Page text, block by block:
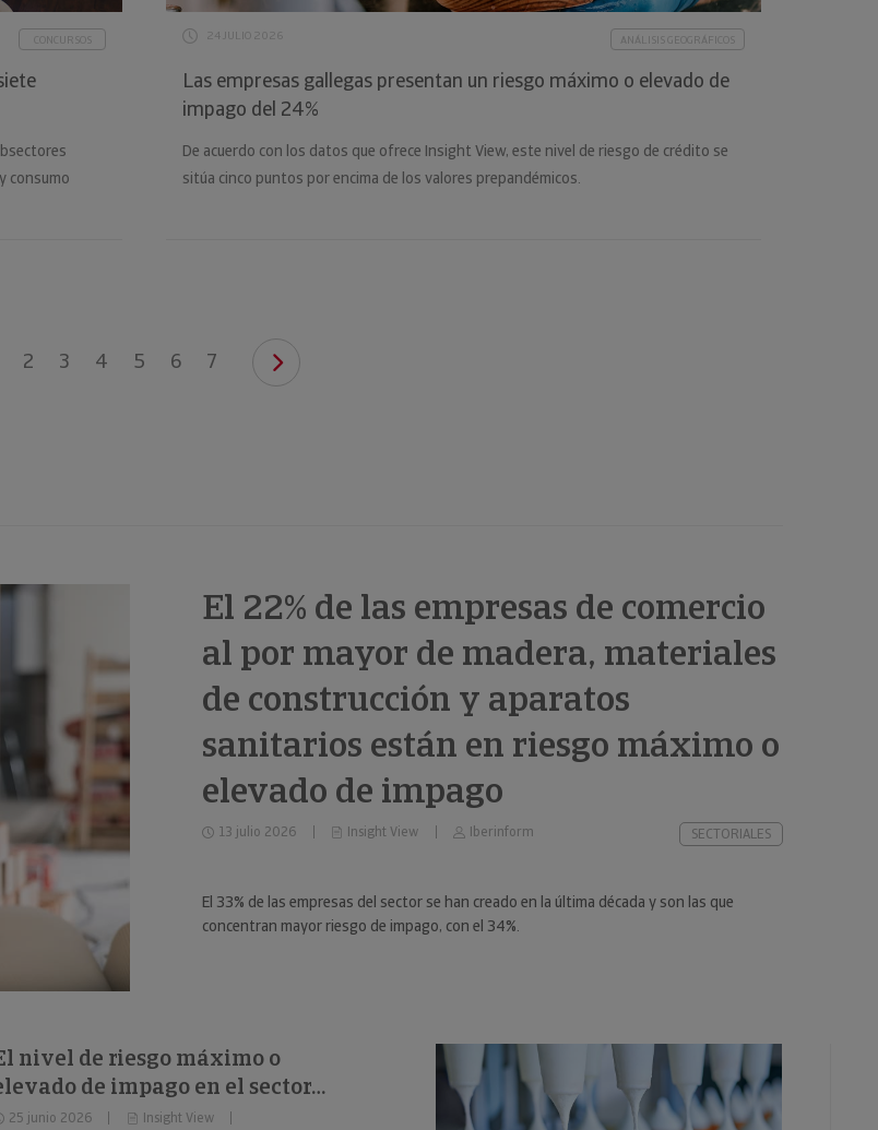
CONCURSOS
consumo
24 JULIO 2026 ANÁLISIS GEOGRÁFICOS
Las empresas gallegas presentan un riesgo máximo o elevado de
impago del 24%
De acuerdo con los datos que ofrece Insight View, este nivel de riesgo de crédito se
sitúa cinco puntos por encima de los valores prepandémicos.
2 3 4 5 6 7
El 22% de las empresas de comercio
al por mayor de madera, materiales
de construcción y aparatos
sanitarios están en riesgo máximo o
elevado de impago
13 julio 2026 Insight View Iberinform SECTORIALES
El 33% de las empresas del sector se han creado en la última década y son las que
concentran mayor riesgo de impago, con el 34%.
nivel de riesgo máximo o
de impago en el sector
fitness se sitúa en el 34%
25 junio 2026
Insight View